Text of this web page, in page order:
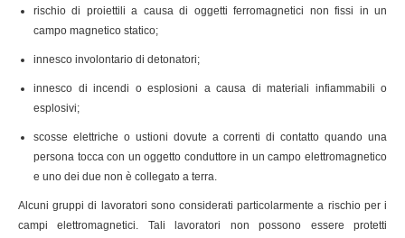
rischio di proiettili a causa di oggetti ferromagnetici non fissi in un
campo magnetico statico;
innesco involontario di detonatori;
innesco di incendi o esplosioni a causa di materiali infiammabili o
esplosivi;
scosse elettriche o ustioni dovute a correnti di contatto quando una
persona tocca con un oggetto conduttore in un campo elettromagnetico
e uno dei due non è collegato a terra.
Alcuni gruppi di lavoratori sono considerati particolarmente a rischio per i
campi elettromagnetici. Tali lavoratori non possono essere protetti